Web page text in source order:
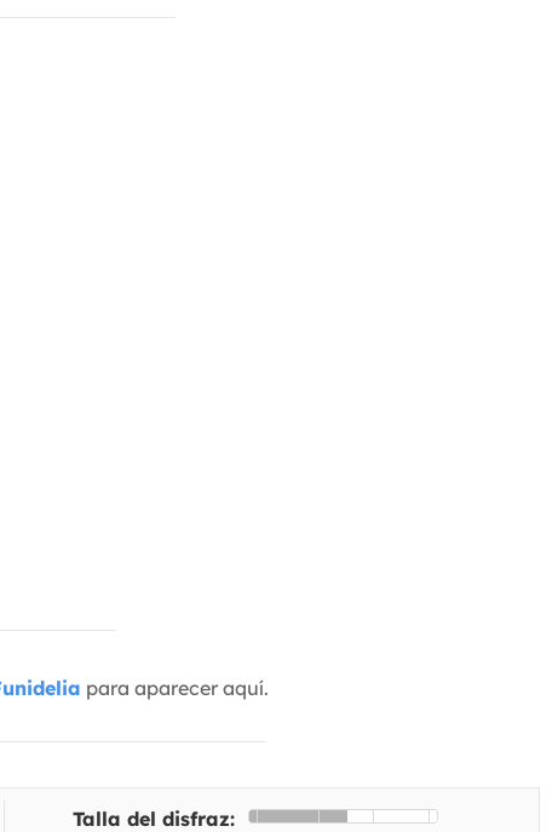
para aparecer aquí.
Talla del disfraz: